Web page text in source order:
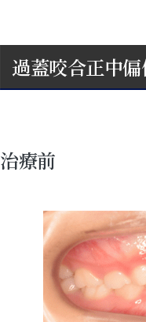
過蓋咬合正中
治療前